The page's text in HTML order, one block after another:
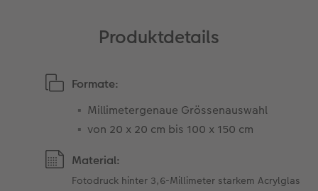
Produktdetails
Formate:
Millimetergenaue Grössenauswahl
von 20 x 20 cm bis 100 x 150 cm
Material:
Fotodruck hinter 3,6-Millimeter starkem Acrylglas